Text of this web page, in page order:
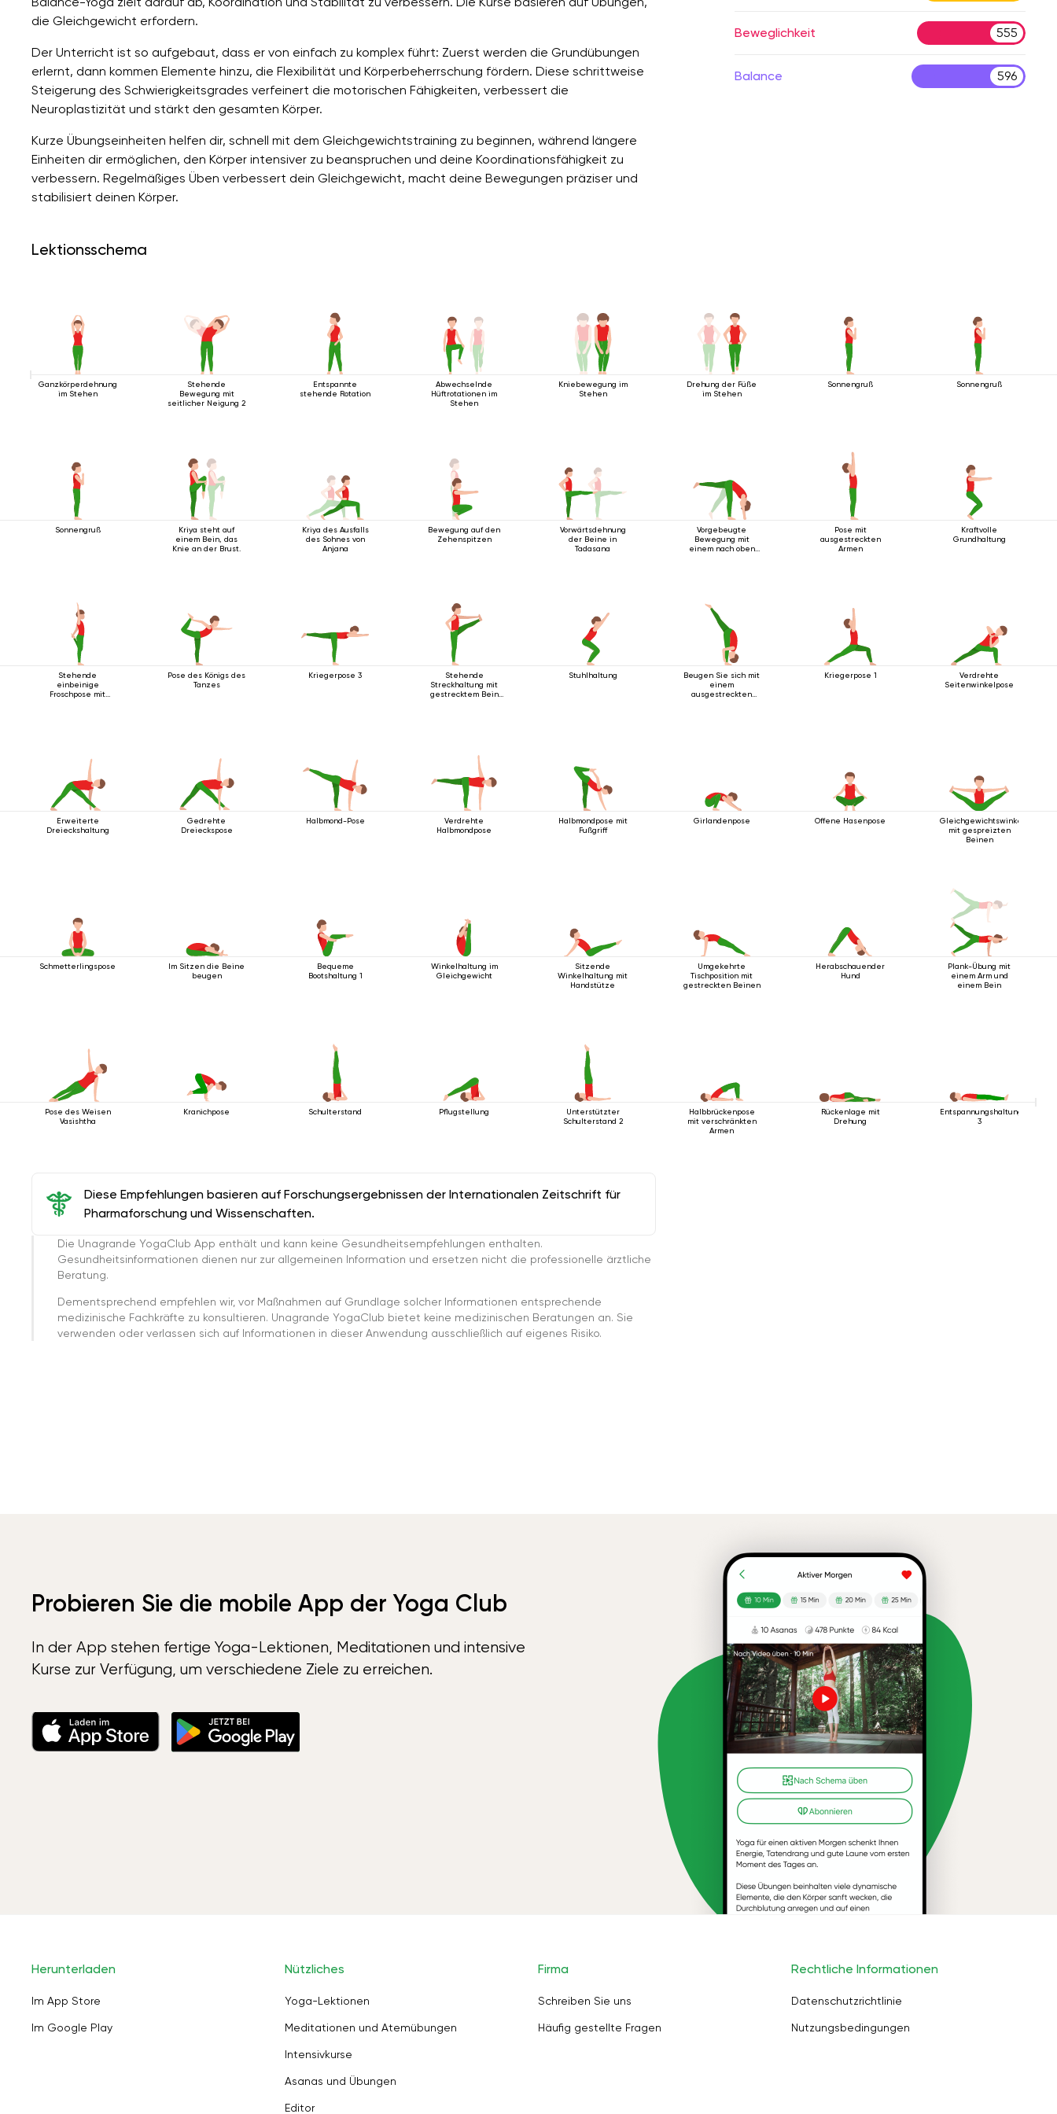
die Gleichgewicht erfordern.
Der Unterricht ist so aufgebaut, dass er von einfach zu komplex führt: Zuerst werden die Grundübungen
erlernt, dann kommen Elemente hinzu, die Flexibilität und Körperbeherrschung fördern. Diese schrittweise
Steigerung des Schwierigkeitsgrades verfeinert die motorischen Fähigkeiten, verbessert die
Neuroplastizität und stärkt den gesamten Körper.
Kurze Übungseinheiten helfen dir, schnell mit dem Gleichgewichtstraining zu beginnen, während längere
Einheiten dir ermöglichen, den Körper intensiver zu beanspruchen und deine Koordinationsfähigkeit zu
verbessern. Regelmäßiges Üben verbessert dein Gleichgewicht, macht deine Bewegungen präziser und
stabilisiert deinen Körper.
Beweglichkeit 555
Balance 596
Lektionsschema
Ganzkörperdehnung
im Stehen
Stehende
Bewegung mit
seitlicher Neigung 2
Entspannte
stehende Rotation
Abwechselnde
Hüftrotationen im
Stehen
Kniebewegung im
Stehen
Drehung der Füße
im Stehen
Sonnengruß Sonnengruß
Sonnengruß
Kriya steht auf
einem Bein, das
Knie an der Brust.
Kriya des Ausfalls
des Sohnes von
Anjana
Bewegung auf den
Zehenspitzen
Vorwärtsdehnung
der Beine in
Tadasana
Vorgebeugte
Bewegung mit
einem nach oben
Pose mit
ausgestreckten
Armen
Kraftvolle
Grundhaltung
Stehende
einbeinige
Froschpose mit
Pose des Königs des
Tanzes
Kriegerpose 3
Stehende
Streckhaltung mit
gestrecktem Bein
Stuhlhaltung
Beugen Sie sich mit
einem
ausgestreckten
Kriegerpose 1
Verdrehte
Seitenwinkelpose
Erweiterte
Dreieckshaltung
Gedrehte
Dreieckspose
Halbmond-Pose
Verdrehte
Halbmondpose
Halbmondpose mit
Fußgriff
Girlandenpose Offene Hasenpose
Gleichgewichtswinkelhaltung
mit gespreizten
Beinen
Schmetterlingspose
Im Sitzen die Beine
beugen
Bequeme
Bootshaltung 1
Winkelhaltung im
Gleichgewicht
Sitzende
Winkelhaltung mit
Handstütze
Umgekehrte
Tischposition mit
gestreckten Beinen
Herabschauender
Hund
Plank-Übung mit
einem Arm und
einem Bein
Pose des Weisen
Vasishtha
Kranichpose Schulterstand Pflugstellung
Unterstützter
Schulterstand 2
Halbbrückenpose
mit verschränkten
Armen
Rückenlage mit
Drehung
Entspannungshaltung
3
Diese Empfehlungen basieren auf Forschungsergebnissen der Internationalen Zeitschrift für
Pharmaforschung und Wissenschaften.
Die Unagrande YogaClub App enthält und kann keine Gesundheitsempfehlungen enthalten.
Gesundheitsinformationen dienen nur zur allgemeinen Information und ersetzen nicht die professionelle ärztliche
Beratung.
Dementsprechend empfehlen wir, vor Maßnahmen auf Grundlage solcher Informationen entsprechende
medizinische Fachkräfte zu konsultieren. Unagrande YogaClub bietet keine medizinischen Beratungen an. Sie
verwenden oder verlassen sich auf Informationen in dieser Anwendung ausschließlich auf eigenes Risiko.
Probieren Sie die mobile App der Yoga Club
In der App stehen fertige Yoga-Lektionen, Meditationen und intensive
Kurse zur Verfügung, um verschiedene Ziele zu erreichen.
Herunterladen
Im App Store
Im Google Play
Nützliches
Yoga-Lektionen
Meditationen und Atemübungen
Intensivkurse
Asanas und Übungen
Editor
Firma
Schreiben Sie uns
Häufig gestellte Fragen
Rechtliche Informationen
Datenschutzrichtlinie
Nutzungsbedingungen